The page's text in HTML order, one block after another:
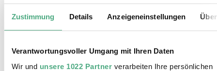
Zustimmung Details Anzeigeneinstellungen
Verantwortungsvoller Umgang mit Ihren Daten
Wir und unsere 1022 Partnerverarbeiten Ihre persönlichen
Fundamenten, Trage-, Spann- und
zur Architektur als Leinwand und Spielfeld. So
sind Fluidos an Industriearchitektur erinnernde